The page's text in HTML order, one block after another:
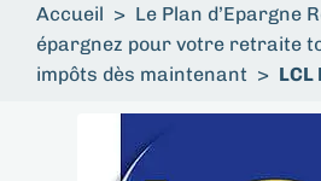
Accueil > Le Plan d’Epargne
épargnez pour votre retraite
impôts dès maintenant > LCL